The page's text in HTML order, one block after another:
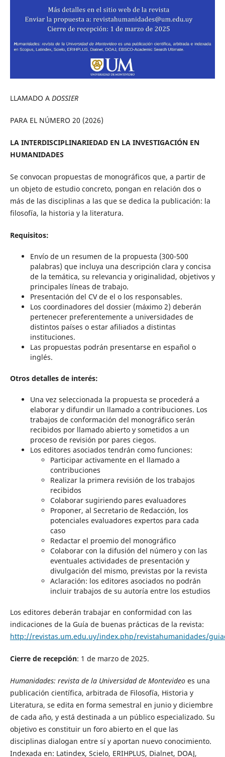
LLAMADO A DOSSIER
PARA EL NÚMERO 20 (2026)
LA INTERDISCIPLINARIEDAD EN LA INVESTIGACIÓN EN
HUMANIDADES
Se convocan propuestas de monográficos que, a partir de
un objeto de estudio concreto, pongan en relación dos o
más de las disciplinas a las que se dedica la publicación: la
filosofía, la historia y la literatura.
Requisitos:
Envío de un resumen de la propuesta (300-500
palabras) que incluya una descripción clara y concisa
de la temática, su relevancia y originalidad, objetivos y
principales líneas de trabajo.
Presentación del CV de el o los responsables.
Los coordinadores del dossier (máximo 2) deberán
pertenecer preferentemente a universidades de
distintos países o estar afiliados a distintas
instituciones.
Las propuestas podrán presentarse en español o
inglés.
Otros detalles de interés:
Una vez seleccionada la propuesta se procederá a
elaborar y difundir un llamado a contribuciones. Los
trabajos de conformación del monográfico serán
recibidos por llamado abierto y sometidos a un
proceso de revisión por pares ciegos.
Los editores asociados tendrán como funciones:
Participar activamente en el llamado a
contribuciones
Realizar la primera revisión de los trabajos
recibidos
Colaborar sugiriendo pares evaluadores
Proponer, al Secretario de Redacción, los
potenciales evaluadores expertos para cada
caso
Redactar el proemio del monográfico
Colaborar con la difusión del número y con las
eventuales actividades de presentación y
divulgación del mismo, previstas por la revista
Aclaración: los editores asociados no podrán
incluir trabajos de su autoría entre los estudios
Los editores deberán trabajar en conformidad con las
indicaciones de la Guía de buenas prácticas de la revista:
http://revistas.um.edu.uy/index.php/revistahumanidades/
Cierre de recepción: 1 de marzo de 2025.
Humanidades: revista de la Universidad de Montevideoes una
publicación científica, arbitrada de Filosofía, Historia y
Literatura, se edita en forma semestral en junio y diciembre
de cada año, y está destinada a un público especializado. Su
objetivo es constituir un foro abierto en el que las
disciplinas dialogan entre sí y aportan nuevo conocimiento.
Indexada en: Latindex, Scielo, ERIHPLUS, Dialnet, DOAJ,